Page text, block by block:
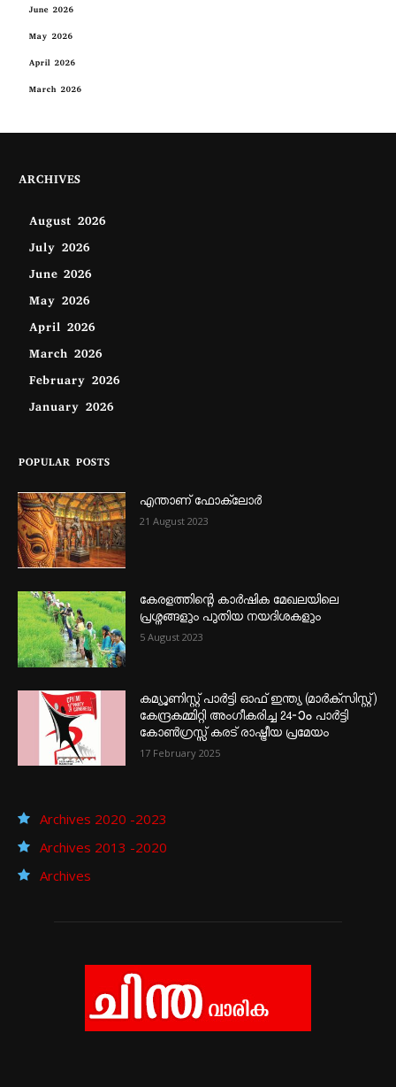
June 2026
May 2026
April 2026
March 2026
ARCHIVES
August 2026
July 2026
June 2026
May 2026
April 2026
March 2026
February 2026
January 2026
POPULAR POSTS
എന്താണ്‌ ഫോക്‌ലോർ
21 August 2023
കേരളത്തിന്റെ കാർഷിക മേഖലയിലെ
പ്രശ്നങ്ങളും പുതിയ നയദിശകളും
5 August 2023
കമ്യൂണിസ്റ്റ് പാർട്ടി ഓഫ് ഇന്ത്യ (മാർക്സിസ്റ്റ്)
കേന്ദ്രകമ്മിറ്റി അംഗീകരിച്ച 24‐ാം പാർട്ടി
കോൺഗ്രസ്സ് കരട് രാഷ്ട്രീയ പ്രമേയം
17 February 2025
Archives 2020 -2023
Archives 2013 -2020
Archives